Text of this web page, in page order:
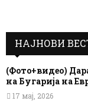
НАЈНОВИ
(Фото+видео)
на Бугарија на
17 мај, 2026